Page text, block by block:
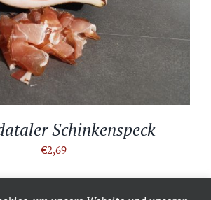
WARENKORB /
Schinkenspeck
€2,69